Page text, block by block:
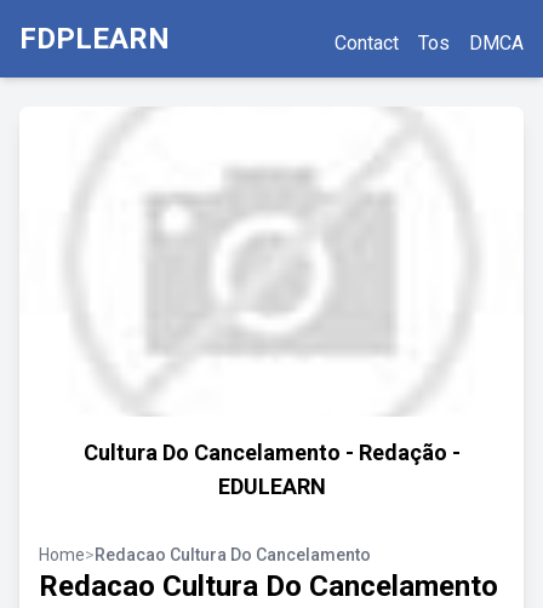
FDPLEARN Contact Tos DMCA
Cultura Do Cancelamento - Redação -
EDULEARN
Home>Redacao Cultura Do Cancelamento
Redacao Cultura Do Cancelamento